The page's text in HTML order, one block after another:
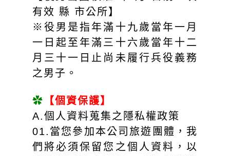
有效 縣 市公所】
※役男是指年滿十九歲當年一月
一日起至年滿三十六歲當年十二
月三十一日止尚未履行兵役義務
之男子。
✿ 【個資保護】
A.個人資料蒐集之隱私權政策
01.當您參加本公司旅遊團體，我
們將必須保留您之個人資料，以